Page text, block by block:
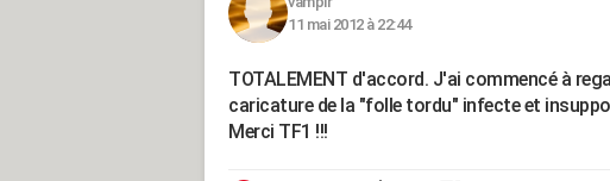
11 mai 2012 à 22:44
TOTALEMENT d'accord. J'ai commencé à
caricature de la "folle tordu" infecte et
Merci TF1 !!!